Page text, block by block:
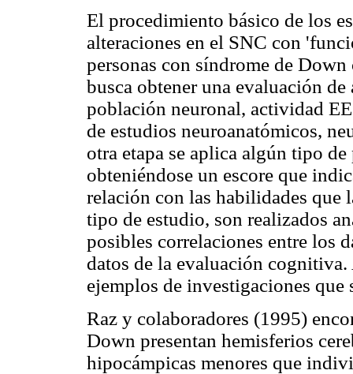
El procedimiento básico de los
alteraciones en el SNC con
personas con síndrome de Down
busca obtener una evaluación
población neuronal, actividad
de estudios neuroanatómicos,
otra etapa se aplica algún tipo
obteniéndose un escore que
relación con las habilidades que
tipo de estudio, son realizados
posibles correlaciones entre los
datos de la evaluación
ejemplos de investigaciones que
Raz y colaboradores (1995)
Down presentan hemisferios
hipocámpicas menores que